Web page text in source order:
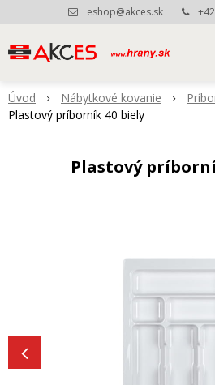
eshop@akces.sk
Úvod Nábytkové kovanie
Plastový príborník 40 biely
Plastový